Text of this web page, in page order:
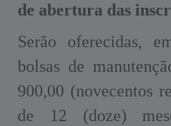
de abertura das
Serão oferecidas,
bolsas de
900,00 (novecentos
de 12 (doze)